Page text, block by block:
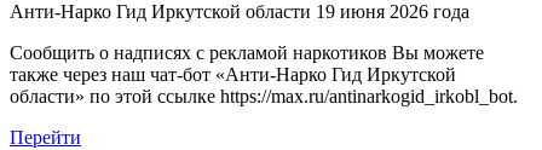
Анти-Нарко Гид Иркутской области 19 июня 2026 года
Сообщить о надписях с рекламой наркотиков Вы можете
также через наш чат-бот «Анти-Нарко Гид Иркутской
области» по этой ссылке https://max.ru/antinarkogid_irkobl_bot.
Перейти